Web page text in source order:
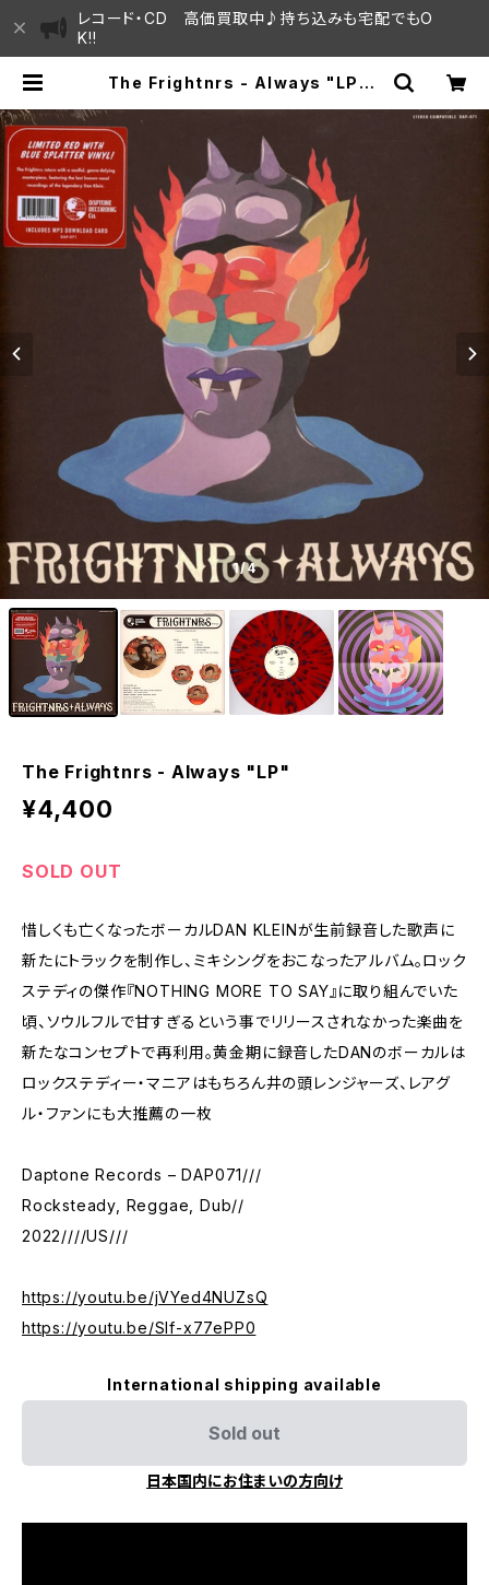
レコード・CD 高価買取中♪持ち込みも宅配でもO
K!!
The Frightnrs - Always "LP" |
らすぐ♫見晴らしの良いレコード屋
1/4
The Frightnrs - Always "LP"
¥4,400
SOLD OUT
惜しくも亡くなったボーカルDAN KLEINが生前録音した歌声に
新たにトラックを制作し、ミキシングをおこなったアルバム。ロック
ステディの傑作『NOTHING MORE TO SAY』に取り組んでいた
頃、ソウルフルで甘すぎるという事でリリースされなかった楽曲を
新たなコンセプトで再利用。黄金期に録音したDANのボーカルは
ロックステディー・マニアはもちろん井の頭レンジャーズ、レアグ
ル・ファンにも大推薦の一枚
Daptone Records – DAP071///
Rocksteady, Reggae, Dub//
2022////US///
https://youtu.be/jVYed4NUZsQ
https://youtu.be/Slf-x77ePP0
International shipping available
Sold out
日本国内にお住まいの方向け